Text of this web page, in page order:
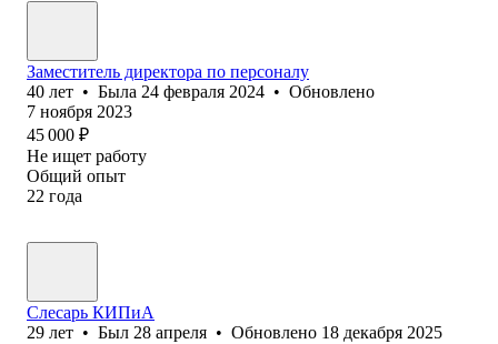
Заместитель директора по персоналу
40 лет • Была 24 февраля 2024 • Обновлено
7 ноября 2023
45 000 ₽
Не ищет работу
Общий опыт
22 года
Слесарь КИПиА
29 лет • Был 28 апреля • Обновлено 18 декабря 2025